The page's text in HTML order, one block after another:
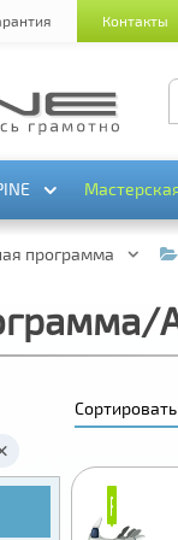
Контакты
программа
₽₽